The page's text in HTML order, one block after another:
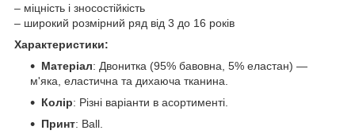
– міцність і зносостійкість
– широкий розмірний ряд від 3 до 16 років
Характеристики:
Матеріал: Двонитка (95% бавовна, 5% еластан) —
м'яка, еластична та дихаюча тканина.
Колір: Різні варіанти в асортименті.
Принт: Ball.